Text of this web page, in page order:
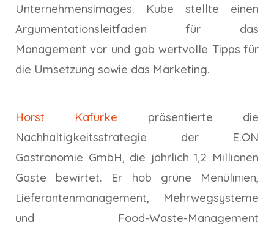
Unternehmensimages. Kube stellte einen
Argumentationsleitfaden für das
Management vor und gab wertvolle Tipps für
die Umsetzung sowie das Marketing.
Horst Kafurke präsentierte die
Nachhaltigkeitsstrategie der E.ON
Gastronomie GmbH, die jährlich 1,2 Millionen
Gäste bewirtet. Er hob grüne Menülinien,
Lieferantenmanagement, Mehrwegsysteme
und Food-Waste-Management